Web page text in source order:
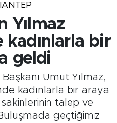
Yılmaz
kadınlarla bir
geldi
Umut Yılmaz,
kadınlarla bir araya
talep ve
geçtiğimiz